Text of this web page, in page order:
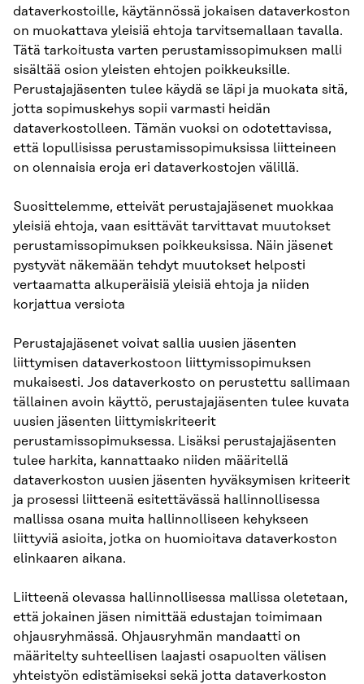
dataverkostoille, käytännössä jokaisen dataverkoston
on muokattava yleisiä ehtoja tarvitsemallaan tavalla.
Tätä tarkoitusta varten perustamissopimuksen malli
sisältää osion yleisten ehtojen poikkeuksille.
Perustajajäsenten tulee käydä se läpi ja muokata sitä,
jotta sopimuskehys sopii varmasti heidän
dataverkostolleen. Tämän vuoksi on odotettavissa,
että lopullisissa perustamissopimuksissa liitteineen
on olennaisia eroja eri dataverkostojen välillä.
Suosittelemme, etteivät perustajajäsenet muokkaa
yleisiä ehtoja, vaan esittävät tarvittavat muutokset
perustamissopimuksen poikkeuksissa. Näin jäsenet
pystyvät näkemään tehdyt muutokset helposti
vertaamatta alkuperäisiä yleisiä ehtoja ja niiden
korjattua versiota
Perustajajäsenet voivat sallia uusien jäsenten
liittymisen dataverkostoon liittymissopimuksen
mukaisesti. Jos dataverkosto on perustettu sallimaan
tällainen avoin käyttö, perustajajäsenten tulee kuvata
uusien jäsenten liittymiskriteerit
perustamissopimuksessa. Lisäksi perustajajäsenten
tulee harkita, kannattaako niiden määritellä
dataverkoston uusien jäsenten hyväksymisen kriteerit
ja prosessi liitteenä esitettävässä hallinnollisessa
mallissa osana muita hallinnolliseen kehykseen
liittyviä asioita, jotka on huomioitava dataverkoston
elinkaaren aikana.
Liitteenä olevassa hallinnollisessa mallissa oletetaan,
että jokainen jäsen nimittää edustajan toimimaan
ohjausryhmässä. Ohjausryhmän mandaatti on
määritelty suhteellisen laajasti osapuolten välisen
yhteistyön edistämiseksi sekä jotta dataverkoston